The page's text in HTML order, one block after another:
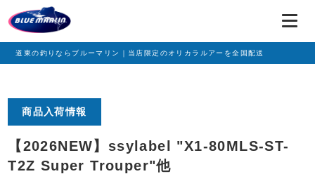
道東の釣りならブルーマリン｜当店限定のオリカラルアーを全国配送
商品入荷情報
【2026NEW】ssylabel "X1-80MLS-ST-
T2Z Super Trouper"他